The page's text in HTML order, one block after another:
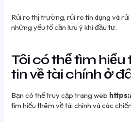
Rủi ro thị trường, rủi ro tín dụng và
những yếu tố cần lưu ý khi đầu tư.
Tôi có thể tìm
tin về tài chính ở
Bạn có thể truy cập trang web
tìm hiểu thêm về tài chính và các